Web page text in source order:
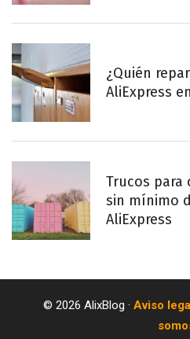
¿Quién
AliExpress
Trucos para
sin mínimo
AliExpress
© 2026 AlixBlog · Aviso